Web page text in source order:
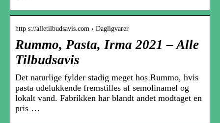
http s://alletilbudsavis.com › Dagligvarer
Rummo, Pasta, Irma 2021 – Alle
Tilbudsavis
Det naturlige fylder stadig meget hos Rummo, hvis
pasta udelukkende fremstilles af semolinamel og
lokalt vand. Fabrikken har blandt andet modtaget en
pris …